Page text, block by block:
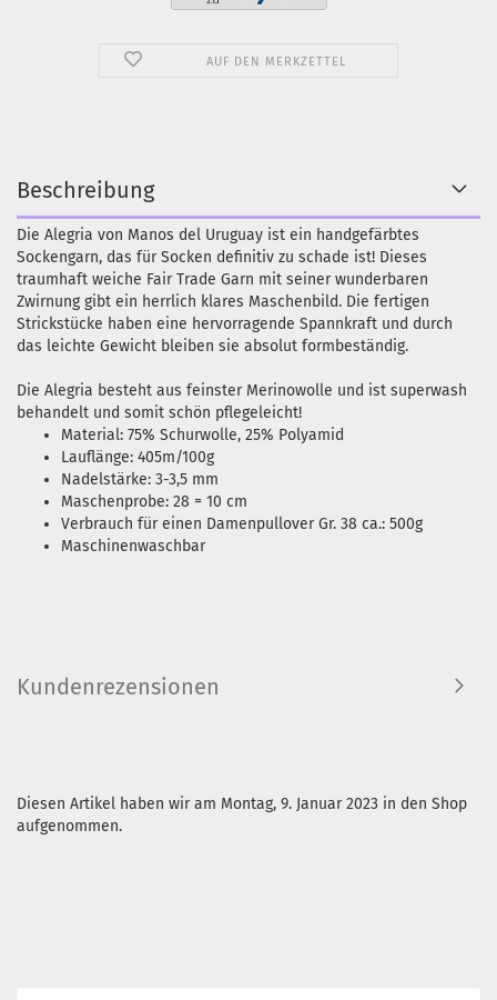
AUF DEN MERKZETTEL
Beschreibung
Die Alegria von Manos del Uruguay ist ein handgefärbtes
Sockengarn, das für Socken definitiv zu schade ist! Dieses
traumhaft weiche Fair Trade Garn mit seiner wunderbaren
Zwirnung gibt ein herrlich klares Maschenbild. Die fertigen
Strickstücke haben eine hervorragende Spannkraft und durch
das leichte Gewicht bleiben sie absolut formbeständig.
Die Alegria besteht aus feinster Merinowolle und ist superwash
behandelt und somit schön pflegeleicht!
Material: 75% Schurwolle, 25% Polyamid
Lauflänge: 405m/100g
Nadelstärke: 3-3,5 mm
Maschenprobe: 28 = 10 cm
Verbrauch für einen Damenpullover Gr. 38 ca.: 500g
Maschinenwaschbar
Kundenrezensionen
Diesen Artikel haben wir am Montag, 9. Januar 2023 in den Shop
aufgenommen.